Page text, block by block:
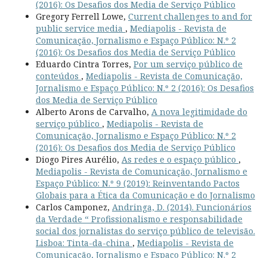
(2016): Os Desafios dos Media de Serviço Público
Gregory Ferrell Lowe, Current challenges to and for
public service media , Mediapolis - Revista de
Comunicação, Jornalismo e Espaço Público: N.º 2
(2016): Os Desafios dos Media de Serviço Público
Eduardo Cintra Torres, Por um serviço público de
conteúdos , Mediapolis - Revista de Comunicação,
Jornalismo e Espaço Público: N.º 2 (2016): Os Desafios
dos Media de Serviço Público
Alberto Arons de Carvalho, A nova legitimidade do
serviço público , Mediapolis - Revista de
Comunicação, Jornalismo e Espaço Público: N.º 2
(2016): Os Desafios dos Media de Serviço Público
Diogo Pires Aurélio, As redes e o espaço público ,
Mediapolis - Revista de Comunicação, Jornalismo e
Espaço Público: N.º 9 (2019): Reinventando Pactos
Globais para a Ética da Comunicação e do Jornalismo
Carlos Camponez, Andringa, D. (2014). Funcionários
da Verdade “ Profissionalismo e responsabilidade
social dos jornalistas do serviço público de televisão.
Lisboa: Tinta-da-china , Mediapolis - Revista de
Comunicação, Jornalismo e Espaço Público: N.º 2